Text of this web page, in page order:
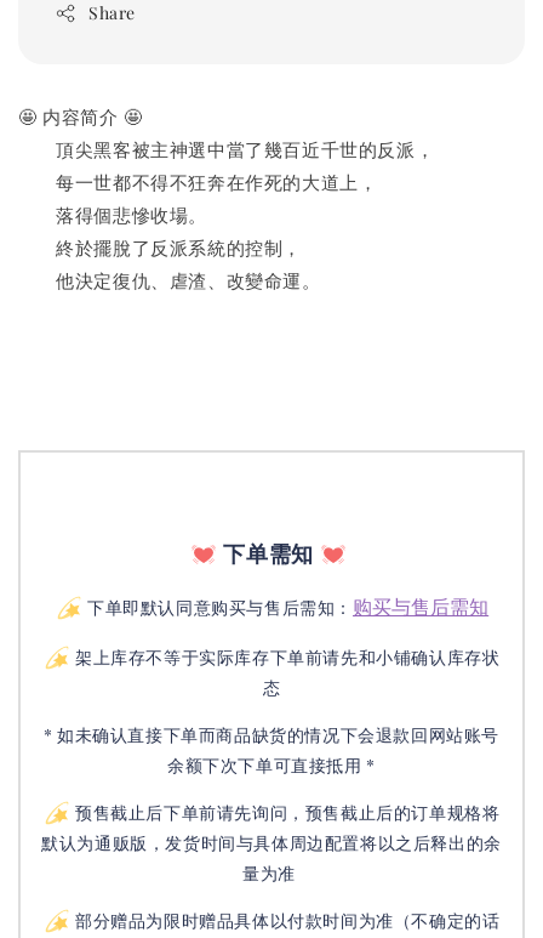
Share
🤩 内容简介 🤩
頂尖黑客被主神選中當了幾百近千世的反派，
每一世都不得不狂奔在作死的大道上，
落得個悲慘收場。
終於擺脫了反派系統的控制，
他決定復仇、虐渣、改變命運。
下单需知
下单即默认同意购买与售后需知： 购买与售后需知
架上库存不等于实际库存下单前请先和小铺确认库存状
态
* 如未确认直接下单而商品缺货的情况下会退款回网站账号
余额下次下单可直接抵用 *
预售截止后下单前请先询问，预售截止后的订单规格将
默认为通贩版，发货时间与具体周边配置将以之后释出的余
量为准
部分赠品为限时赠品具体以付款时间为准（不确定的话